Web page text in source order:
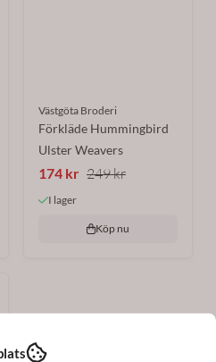
Västgöta Broderi
Förkläde Hummingbird
Ulster Weavers
174 kr 249 kr
I lager
Köp nu